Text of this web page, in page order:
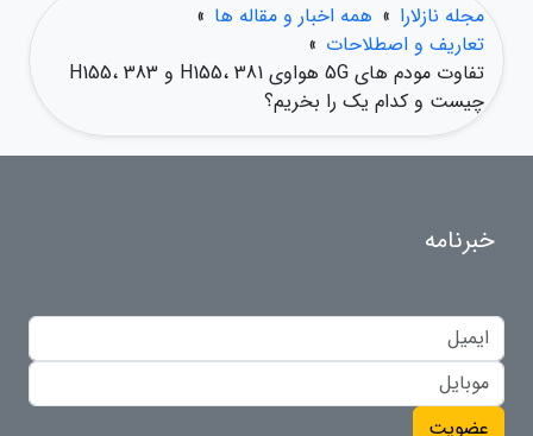
مجله نازلارا » همه اخبار و مقاله ها »
تعاریف و اصطلاحات »
تفاوت مودم های 5G هواوی H155، 381 و H155، 383
چیست و کدام یک را بخریم؟
خبرنامه
عضویت